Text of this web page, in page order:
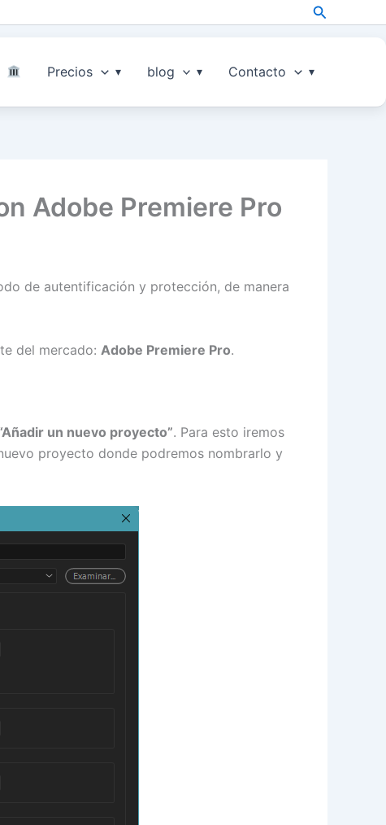
Search
Precios blog Contacto
Adobe Premiere Pro
de autentificación y protección, de manera
del mercado: Adobe Premiere Pro.
un nuevo proyecto”. Para esto iremos
proyecto donde podremos nombrarlo y